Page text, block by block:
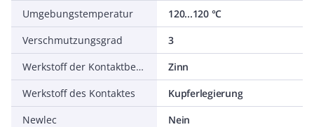
Umgebungstemperatur
120...120 °C
Verschmutzungsgrad
3
Werkstoff der Kontaktbeschichtung
Zinn
Werkstoff des Kontaktes
Kupferlegierung
Newlec
Nein